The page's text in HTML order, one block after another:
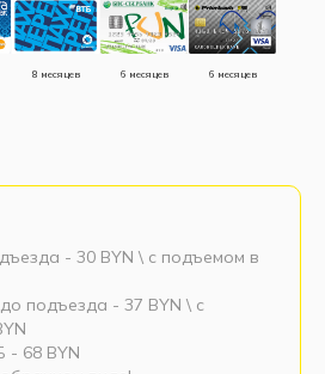
8 месяцев 6 месяцев 6 месяцев
- 30 BYN \ c подъемом в
подъезда - 37 BYN \ c
- 68 BYN